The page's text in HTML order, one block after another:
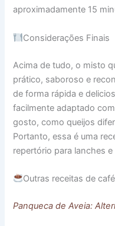
aproximadamente 15
Considerações Finais
Acima de tudo, o misto
prático, saboroso e
de forma rápida e
facilmente adaptado
gosto, como queijos
Portanto, essa é uma
repertório para lanches
Outras receitas de
Panqueca de Aveia: